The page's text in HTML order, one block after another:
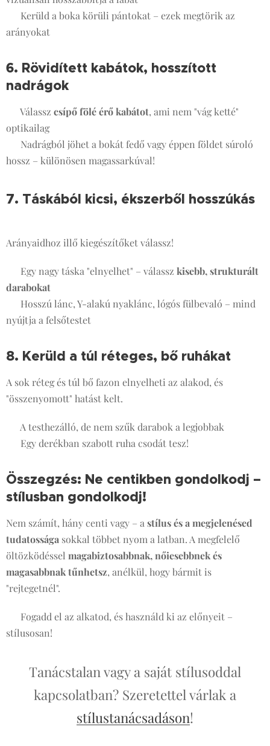
✔️ Kerüld a boka körüli pántokat – ezek megtörik az
arányokat
6. Rövidített kabátok, hosszított
nadrágok
✔️ Válassz csípő fölé érő kabátot, ami nem "vág ketté"
optikailag
✔️ Nadrágból jöhet a bokát fedő vagy éppen földet súroló
hossz – különösen magassarkúval!
7. Táskából kicsi, ékszerből hosszúkás
Arányaidhoz illő kiegészítőket válassz!
✔️ Egy nagy táska "elnyelhet" – válassz kisebb, strukturált
darabokat
✔️ Hosszú lánc, Y-alakú nyaklánc, lógós fülbevaló – mind
nyújtja a felsőtestet
8. Kerüld a túl réteges, bő ruhákat
A sok réteg és túl bő fazon elnyelheti az alakod, és
"összenyomott" hatást kelt.
✔️ A testhezálló, de nem szűk darabok a legjobbak
✔️ Egy derékban szabott ruha csodát tesz!
Összegzés: Ne centikben gondolkodj –
stílusban gondolkodj!
Nem számít, hány centi vagy – a stílus és a megjelenésed
tudatossága sokkal többet nyom a latban. A megfelelő
öltözködéssel magabiztosabbnak, nőiesebbnek és
magasabbnak tűnhetsz, anélkül, hogy bármit is
"rejtegetnél".
✨ Fogadd el az alkatod, és használd ki az előnyeit –
stílusosan!
Tanácstalan vagy a saját stílusoddal
kapcsolatban? Szeretettel várlak a
stílustanácsadáson!